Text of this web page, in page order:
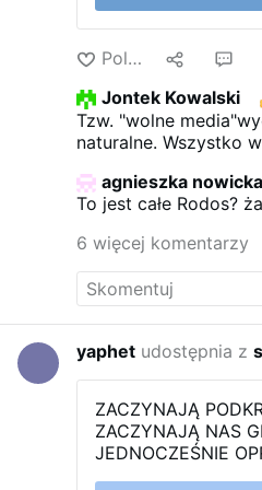
Polub
Jontek Kowalski
Tzw. "wolne
naturalne. Wszystko
Ludzie mają być
ulegli. Jest na to
poczujesz się jak
agnieszka nowicka
To jest całe Rodos?
6 więcej komentarzy
yaphet udostępnia z
ZACZYNAJĄ
ZACZYNAJĄ NAS
JEDNOCZEŚNIE